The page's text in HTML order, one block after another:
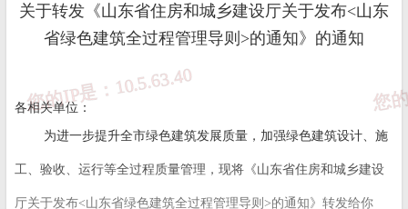
关于转发《山东省住房和城乡建设厅关于发布<山东
省绿色建筑全过程管理导则>的通知》的通知
各相关单位：
为进一步提升全市绿色建筑发展质量，加强绿色建筑设计、施
工、验收、运行等全过程质量管理，现将《山东省住房和城乡建设
厅关于发布<山东省绿色建筑全过程管理导则>的通知》转发给你